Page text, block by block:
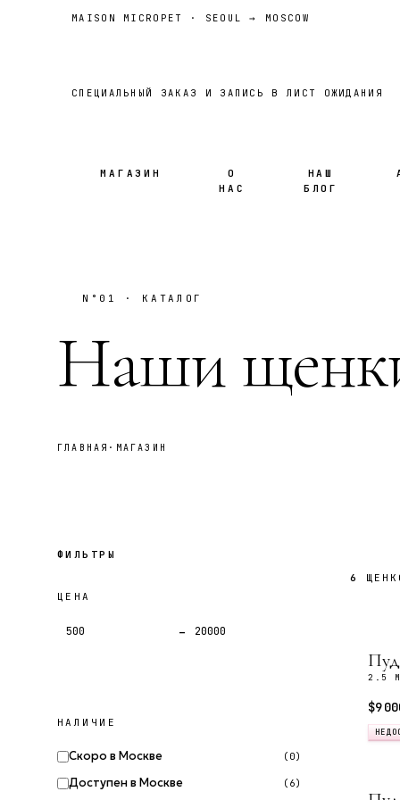
MAISON MICROPET · SEOUL → MOSCOW
СПЕЦИАЛЬНЫЙ ЗАКАЗ И ЗАПИСЬ В ЛИСТ ОЖИДАНИЯ
МАГАЗИН
О
НАС
НАШ
БЛОГ
N°01 · КАТАЛОГ
Наши
ГЛАВНАЯ · МАГАЗИН
ФИЛЬТРЫ
ЦЕНА
–
НАЛИЧИЕ
Скоро в Москве (0)
Доступен в Москве (6)
6
2.5
$9